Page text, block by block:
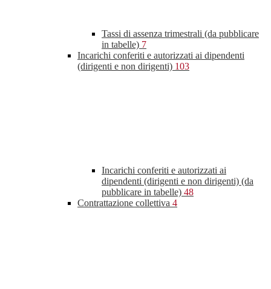
Tassi di assenza trimestrali (da pubblicare
in tabelle) 7
Incarichi conferiti e autorizzati ai dipendenti
(dirigenti e non dirigenti) 103
Incarichi conferiti e autorizzati ai
dipendenti (dirigenti e non dirigenti) (da
pubblicare in tabelle) 48
Contrattazione collettiva 4